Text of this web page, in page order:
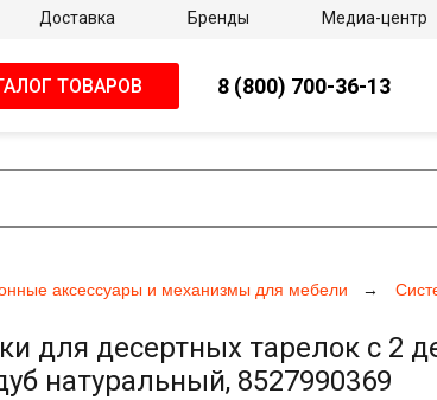
аксессуары и механизмы для мебели
для десертных тарелок с 2
натуральный, 8527990369
Доставка Бренды Медиа-центр
ТОВАРОВ 8 (800) 700-36-13